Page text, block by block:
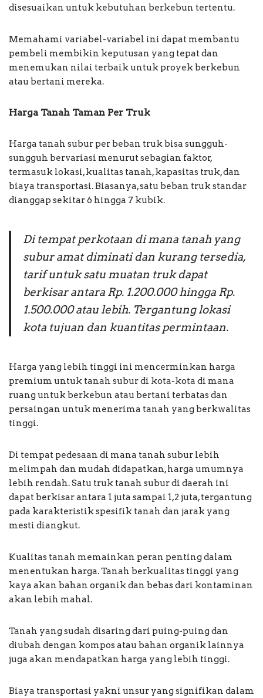
disesuaikan untuk kebutuhan berkebun tertentu.
Memahami variabel-variabel ini dapat membantu
pembeli membikin keputusan yang tepat dan
menemukan nilai terbaik untuk proyek berkebun
atau bertani mereka.
Harga Tanah Taman Per Truk
Harga tanah subur per beban truk bisa sungguh-
sungguh bervariasi menurut sebagian faktor,
termasuk lokasi, kualitas tanah, kapasitas truk, dan
biaya transportasi. Biasanya, satu beban truk standar
dianggap sekitar 6 hingga 7 kubik.
Di tempat perkotaan di mana tanah yang
subur amat diminati dan kurang tersedia,
tarif untuk satu muatan truk dapat
berkisar antara Rp. 1.200.000 hingga Rp.
1.500.000 atau lebih. Tergantung lokasi
kota tujuan dan kuantitas permintaan.
Harga yang lebih tinggi ini mencerminkan harga
premium untuk tanah subur di kota-kota di mana
ruang untuk berkebun atau bertani terbatas dan
persaingan untuk menerima tanah yang berkwalitas
tinggi.
Di tempat pedesaan di mana tanah subur lebih
melimpah dan mudah didapatkan, harga umumnya
lebih rendah. Satu truk tanah subur di daerah ini
dapat berkisar antara 1 juta sampai 1,2 juta, tergantung
pada karakteristik spesifik tanah dan jarak yang
mesti diangkut.
Kualitas tanah memainkan peran penting dalam
menentukan harga. Tanah berkualitas tinggi yang
kaya akan bahan organik dan bebas dari kontaminan
akan lebih mahal.
Tanah yang sudah disaring dari puing-puing dan
diubah dengan kompos atau bahan organik lainnya
juga akan mendapatkan harga yang lebih tinggi.
Biaya transportasi yakni unsur yang signifikan dalam